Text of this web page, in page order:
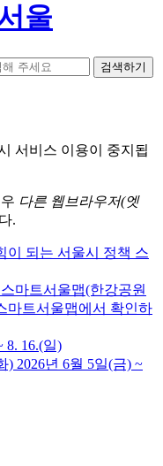
울
검색하기
서비스 이용이 중지됩
다른 웹브라우저(엣
.